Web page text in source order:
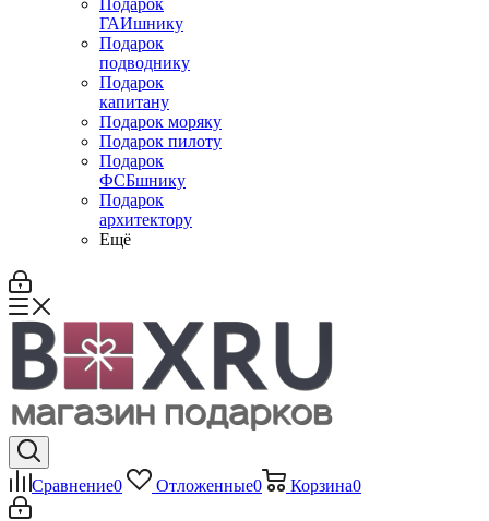
Подарок
ГАИшнику
Подарок
подводнику
Подарок
капитану
Подарок моряку
Подарок пилоту
Подарок
ФСБшнику
Подарок
архитектору
Ещё
Сравнение0 Отложенные0 Корзина0